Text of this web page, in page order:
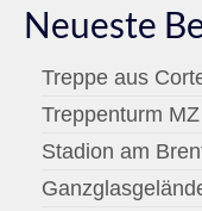
Neueste
Treppe aus
Treppenturm
Stadion am